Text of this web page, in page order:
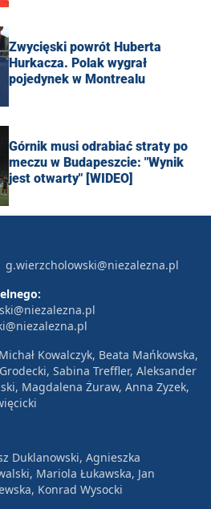
Zwycięski powrót Huberta
Hurkacza. Polak wygrał
pojedynek w Montrealu
Górnik musi odrabiać straty po
meczu w Budapeszcie: "Wynik
jest otwarty" [WIDEO]
g.wierzcholowski@niezalezna.pl
Kowalczyk, Beata Mańkowska,
Sabina Treffler, Aleksander
Magdalena Żuraw, Anna Zyzek,
Duklanowski, Agnieszka
Mariola Łukawska, Jan
Konrad Wysocki